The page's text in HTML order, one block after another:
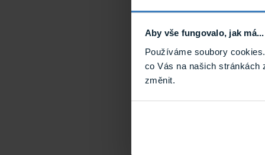
Aby vše fungovalo, jak má...
Používáme soubory
co Vás na našich stránkách
změnit.